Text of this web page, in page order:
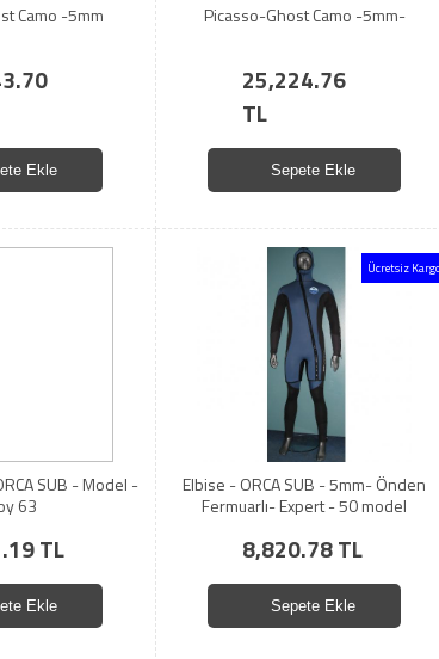
Camo -5mm
Ekle
Picasso-Ghost Camo -5mm-
25,224.76
TL
Sepete Ekle
SUB - Model -
63
TL
Ekle
Ücretsiz
Elbise - ORCA SUB - 5mm- Önden
Fermuarlı- Expert - 50 model
8,820.78 TL
Sepete Ekle